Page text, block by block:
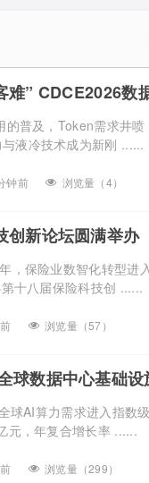
难” CDCE2026数
普及，Token需求井
液冷技术成为新刚 ......
钟前 浏览量（4）
创新论坛圆满举办
，保险业数智化转型进
十八届保险科技创 ......
浏览量（57）
球数据中心基础
，500人齐聚上海
球AI算力需求进入指数
元，年复合增长率 ......
浏览量（299）